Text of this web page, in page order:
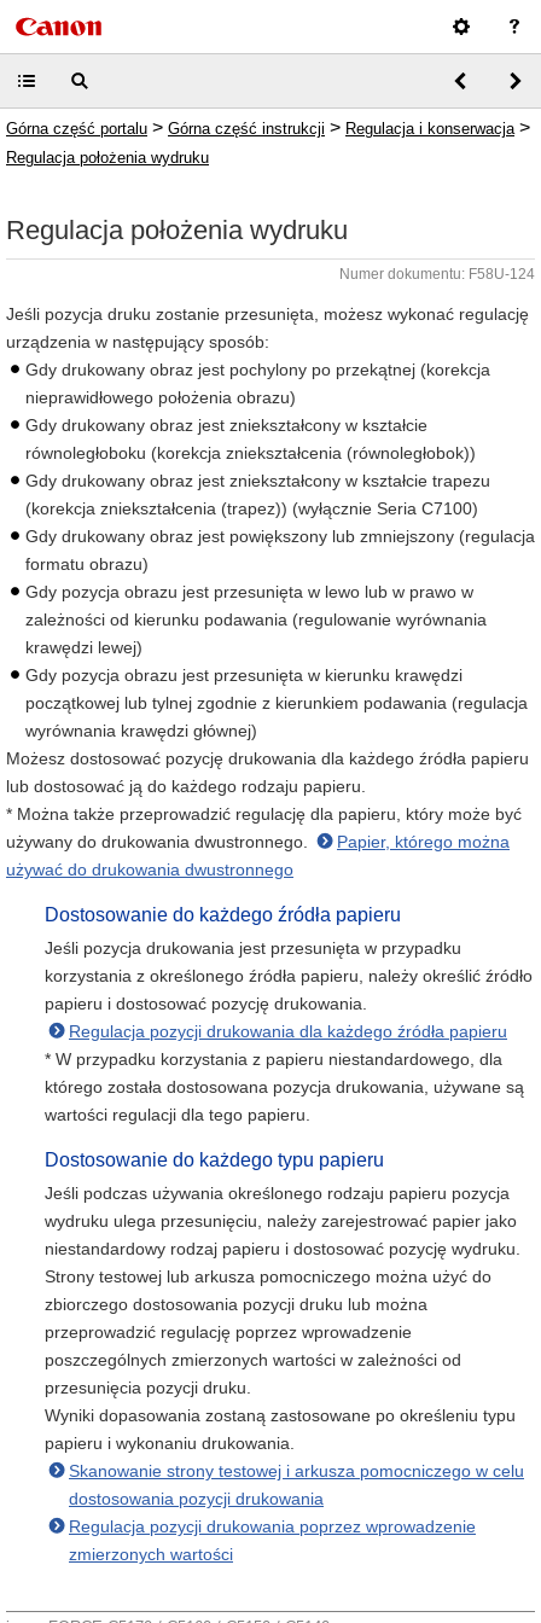
Górna część portalu > Górna część instrukcji > Regulacja i konserwacja >
Regulacja położenia wydruku
Regulacja położenia wydruku
Numer dokumentu: F58U-124
Jeśli pozycja druku zostanie przesunięta, możesz wykonać regulację
urządzenia w następujący sposób:
Gdy drukowany obraz jest pochylony po przekątnej (korekcja
nieprawidłowego położenia obrazu)
Gdy drukowany obraz jest zniekształcony w kształcie
równoległoboku (korekcja zniekształcenia (równoległobok))
Gdy drukowany obraz jest zniekształcony w kształcie trapezu
(korekcja zniekształcenia (trapez)) (wyłącznie Seria C7100)
Gdy drukowany obraz jest powiększony lub zmniejszony (regulacja
formatu obrazu)
Gdy pozycja obrazu jest przesunięta w lewo lub w prawo w
zależności od kierunku podawania (regulowanie wyrównania
krawędzi lewej)
Gdy pozycja obrazu jest przesunięta w kierunku krawędzi
początkowej lub tylnej zgodnie z kierunkiem podawania (regulacja
wyrównania krawędzi głównej)
Możesz dostosować pozycję drukowania dla każdego źródła papieru
lub dostosować ją do każdego rodzaju papieru.
* Można także przeprowadzić regulację dla papieru, który może być
używany do drukowania dwustronnego.
Papier, którego można
używać do drukowania dwustronnego
Dostosowanie do każdego źródła papieru
Jeśli pozycja drukowania jest przesunięta w przypadku
korzystania z określonego źródła papieru, należy określić źródło
papieru i dostosować pozycję drukowania.
Regulacja pozycji drukowania dla każdego źródła papieru
* W przypadku korzystania z papieru niestandardowego, dla
którego została dostosowana pozycja drukowania, używane są
wartości regulacji dla tego papieru.
Dostosowanie do każdego typu papieru
Jeśli podczas używania określonego rodzaju papieru pozycja
wydruku ulega przesunięciu, należy zarejestrować papier jako
niestandardowy rodzaj papieru i dostosować pozycję wydruku.
Strony testowej lub arkusza pomocniczego można użyć do
zbiorczego dostosowania pozycji druku lub można
przeprowadzić regulację poprzez wprowadzenie
poszczególnych zmierzonych wartości w zależności od
przesunięcia pozycji druku.
Wyniki dopasowania zostaną zastosowane po określeniu typu
papieru i wykonaniu drukowania.
Skanowanie strony testowej i arkusza pomocniczego w celu
dostosowania pozycji drukowania
Regulacja pozycji drukowania poprzez wprowadzenie
zmierzonych wartości